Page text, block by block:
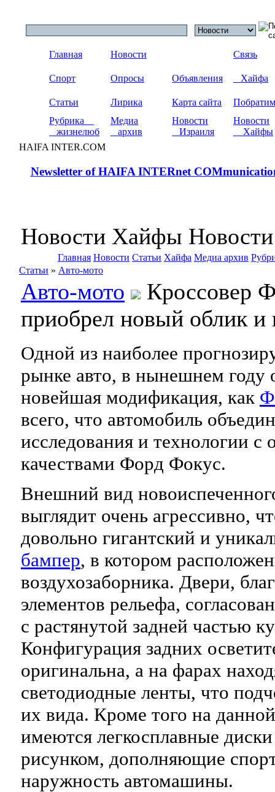
Главная Новости Связь
Спорт Опросы Объявления Хайфа
Статьи Лирика Карта сайта
Рубрика
жизнелюб
Медиа
архив
Новости
Израиля
Новости
Хайфы
HAIFA INTER.COM
Newsletter of HAIFA INTERnet
Новости Хайфы
Главная Новости Статьи Хайфа Медиа архив
Статьи » Авто-мото
Авто-мото
Кроссовер
приобрел новый облик и
Одной из наиболее
рынке авто, в нынешнем году
новейшая модификация, как
всего, что автомобиль
исследования и технологии с
качествами Форд Фокус.
Внешний вид
выглядит очень агрессивно,
довольно гигантский и
бампер, в котором
воздухозаборника. Двери,
элементов рельефа,
с растянутой задней частью
Конфигурация задних
оригинальна, а на фарах
светодиодные ленты, что
их вида. Кроме того на
имеются легкосплавные
рисунком, дополняющие
наружность автомашины.